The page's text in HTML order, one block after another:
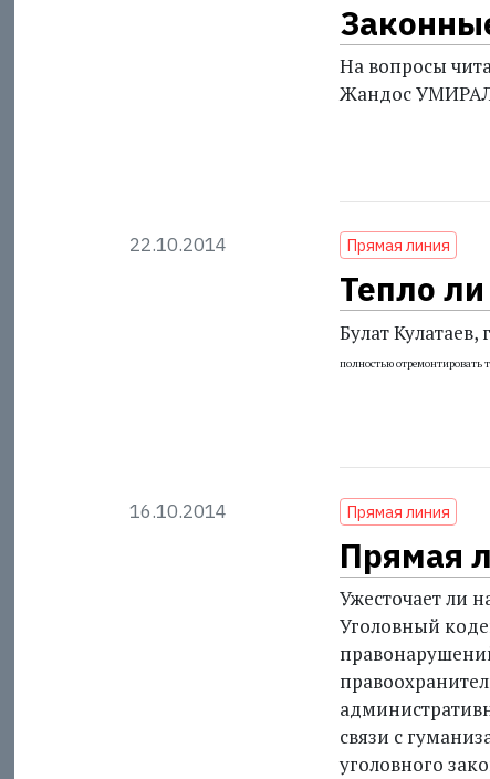
На вопросы
Жандос
22.10.2014 Прямая линия
Тепло
Булат
полностью отремонтировать
16.10.2014 Прямая линия
Прямая
Ужесточает ли
Уголовный
связи с
уголовного